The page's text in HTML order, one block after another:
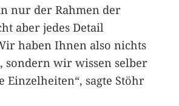
nur der Rahmen der
aber jedes Detail
haben Ihnen also nichts
sondern wir wissen selber
Einzelheiten“, sagte Stöhr